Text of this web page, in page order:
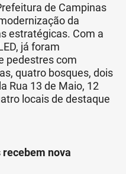
de Campinas
da
estratégicas. Com a
já foram
pedestres com
quatro bosques, dois
Rua 13 de Maio, 12
locais de destaque
nova